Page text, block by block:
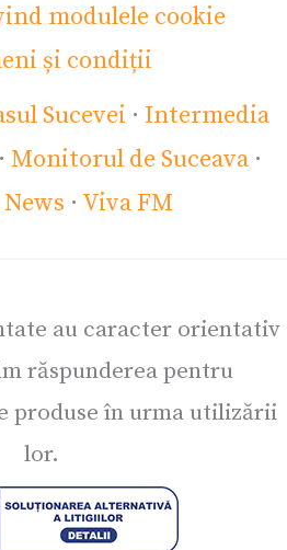
modulele cookie
și condiții
Sucevei · Intermedia
· Monitorul de Suceava ·
News · Viva FM
au caracter orientativ
răspunderea pentru
produse în urma utilizării
lor.